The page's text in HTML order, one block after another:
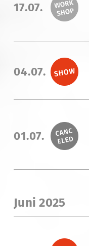
17.07.
04.07.
01.07.
Juni 2025